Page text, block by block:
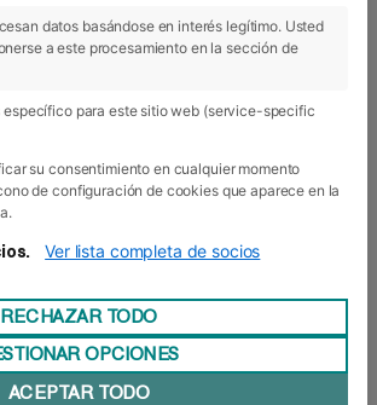
diez becas Erasmus+
datos basándose en interés legítimo. Usted
a este procesamiento en la sección de
específico para este sitio web (service-specific
su consentimiento en cualquier momento
de configuración de cookies que aparece en la
Ver lista completa de socios
RECHAZAR TODO
OPCIONES
ACEPTAR TODO